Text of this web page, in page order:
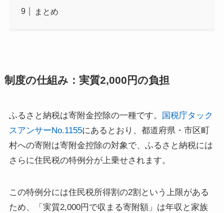
まとめ
制度の仕組み：実質2,000円の負担
ふるさと納税は寄附金控除の一種です。
国税庁タック
スアンサーNo.1155にあるとおり、都道府県・市区町
村への寄附は寄附金控除の対象で、ふるさと納税には
さらに住民税の特例分が上乗せされます。
この特例分には住民税所得割の2割という上限がある
ため、「実質2,000円で収まる寄附額」は年収と家族